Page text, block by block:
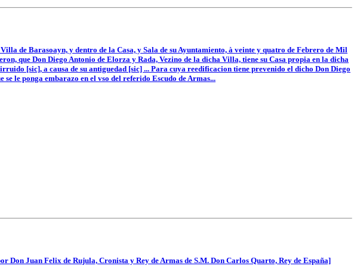
de Barasoayn, y dentro de la Casa, y Sala de su Ayuntamiento, à veinte y quatro de Febrero de Mil
que Don Diego Antonio de Elorza y Rada, Vezino de la dicha Villa, tiene su Casa propia en la dicha
[sic], a causa de su antiguedad [sic] ... Para cuya reedificacion tiene prevenido el dicho Don Diego
le ponga embarazo en el vso del referido Escudo de Armas...
Juan Felix de Rujula, Cronista y Rey de Armas de S.M. Don Carlos Quarto, Rey de España]